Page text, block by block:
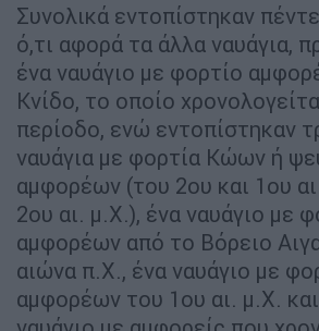
Συνολικά εντοπίστηκαν
ό,τι αφορά τα άλλα ναυάγια,
ένα ναυάγιο με φορτίο
Κνίδο, το οποίο
περίοδο, ενώ εντοπίστηκαν
ναυάγια με φορτία Κώων ή
αμφορέων (του 2ου και 1ου
2ου αι. μ.Χ.), ένα ναυάγιο με
αμφορέων από το Βόρειο
αιώνα π.Χ., ένα ναυάγιο με
αμφορέων του 1ου αι. μ.Χ.